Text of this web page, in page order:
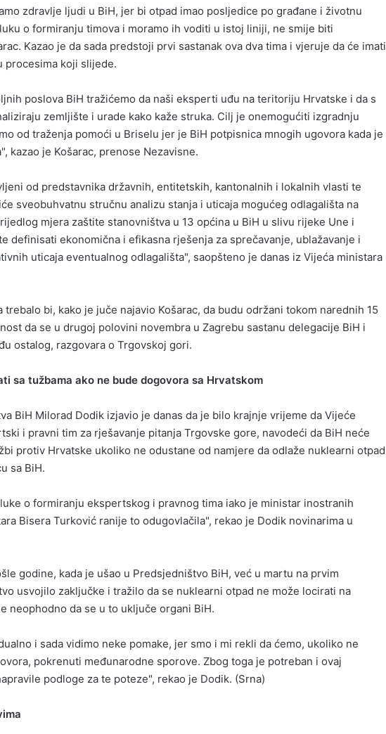
zdravlje ljudi u BiH, jer bi otpad imao posljedice po građane i životnu
o formiranju timova i moramo ih voditi u istoj liniji, ne smije biti
Kazao je da sada predstoji prvi sastanak ova dva tima i vjeruje da će imati
procesima koji slijede.
poslova BiH tražićemo da naši eksperti uđu na teritoriju Hrvatske i da s
zemljište i urade kako kaže struka. Cilj je onemogućiti izgradnju
od traženja pomoći u Briselu jer je BiH potpisnica mnogih ugovora kada je
kazao je Košarac, prenose Nezavisne.
od predstavnika državnih, entitetskih, kantonalnih i lokalnih vlasti te
sveobuhvatnu stručnu analizu stanja i uticaja mogućeg odlagališta na
mjera zaštite stanovništva u 13 općina u BiH u slivu rijeke Une i
definisati ekonomična i efikasna rješenja za sprečavanje, ublažavanje i
uticaja eventualnog odlagališta", saopšteno je danas iz Vijeća ministara
trebalo bi, kako je juče najavio Košarac, da budu održani tokom narednih 15
da se u drugoj polovini novembra u Zagrebu sastanu delegacije BiH i
ostalog, razgovara o Trgovskoj gori.
sa tužbama ako ne bude dogovora sa Hrvatskom
BiH Milorad Dodik izjavio je danas da je bilo krajnje vrijeme da Vijeće
i pravni tim za rješavanje pitanja Trgovske gore, navodeći da BiH neće
protiv Hrvatske ukoliko ne odustane od namjere da odlaže nuklearni otpad
sa BiH.
o formiranju ekspertskog i pravnog tima iako je ministar inostranih
Bisera Turković ranije to odugovlačila", rekao je Dodik novinarima u
godine, kada je ušao u Predsjedništvo BiH, već u martu na prvim
usvojilo zaključke i tražilo da se nuklearni otpad ne može locirati na
neophodno da se u to uključe organi BiH.
i sada vidimo neke pomake, jer smo i mi rekli da ćemo, ukoliko ne
pokrenuti međunarodne sporove. Zbog toga je potreban i ovaj
podloge za te poteze", rekao je Dodik. (Srna)